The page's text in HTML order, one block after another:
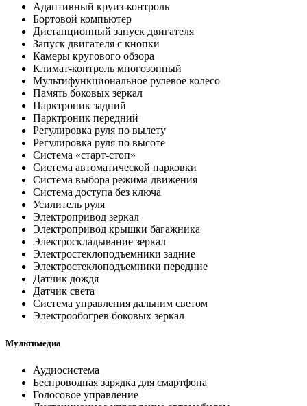
Адаптивный круиз-контроль
Бортовой компьютер
Дистанционный запуск двигателя
Запуск двигателя с кнопки
Камеры кругового обзора
Климат-контроль многозонный
Мультифункциональное рулевое колесо
Память боковых зеркал
Парктроник задний
Парктроник передний
Регулировка руля по вылету
Регулировка руля по высоте
Система «старт-стоп»
Система автоматической парковки
Система выбора режима движения
Система доступа без ключа
Усилитель руля
Электропривод зеркал
Электропривод крышки багажника
Электроскладывание зеркал
Электростеклоподъемники задние
Электростеклоподъемники передние
Датчик дождя
Датчик света
Система управления дальним светом
Электрообогрев боковых зеркал
Мультимедиа
Аудиосистема
Беспроводная зарядка для смартфона
Голосовое управление